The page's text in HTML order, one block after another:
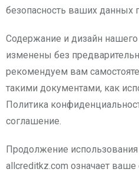
безопасность ваших данных
Содержание и дизайн нашего
изменены без
рекомендуем вам
такими документами, как
Политика
соглашение.
Продолжение использования
allcreditkz.com означает ваше